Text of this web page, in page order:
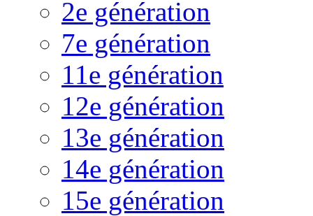
2e génération
7e génération
11e génération
12e génération
13e génération
14e génération
15e génération